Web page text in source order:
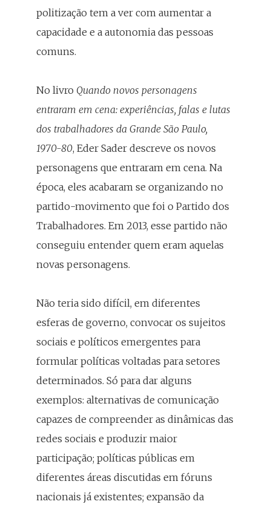
politização tem a ver com aumentar a
capacidade e a autonomia das pessoas
comuns.
No livro Quando novos personagens
entraram em cena: experiências, falas e lutas
dos trabalhadores da Grande São Paulo,
1970-80, Eder Sader descreve os novos
personagens que entraram em cena. Na
época, eles acabaram se organizando no
partido-movimento que foi o Partido dos
Trabalhadores. Em 2013, esse partido não
conseguiu entender quem eram aquelas
novas personagens.
Não teria sido difícil, em diferentes
esferas de governo, convocar os sujeitos
sociais e políticos emergentes para
formular políticas voltadas para setores
determinados. Só para dar alguns
exemplos: alternativas de comunicação
capazes de compreender as dinâmicas das
redes sociais e produzir maior
participação; políticas públicas em
diferentes áreas discutidas em fóruns
nacionais já existentes; expansão da